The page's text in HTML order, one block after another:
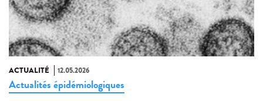
ACTUALITÉ 12.05.2026
Actualités épidémiologiques